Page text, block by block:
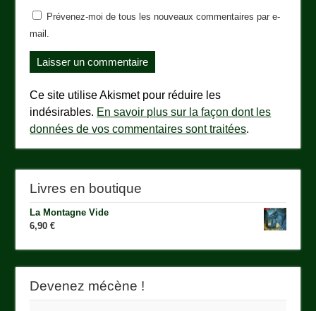
Prévenez-moi de tous les nouveaux commentaires par e-
mail.
Ce site utilise Akismet pour réduire les
indésirables. En savoir plus sur la façon dont les
données de vos commentaires sont traitées.
Livres en boutique
La Montagne Vide
6,90€
Devenez mécène !